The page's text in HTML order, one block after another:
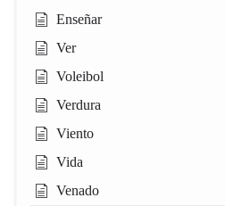
Enseñar
Ver
Voleibol
Verdura
Viento
Vida
Venado